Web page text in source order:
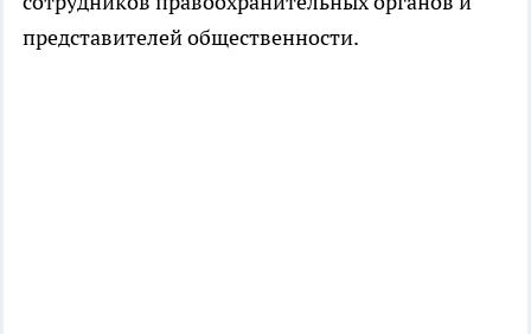
представителей общественности.